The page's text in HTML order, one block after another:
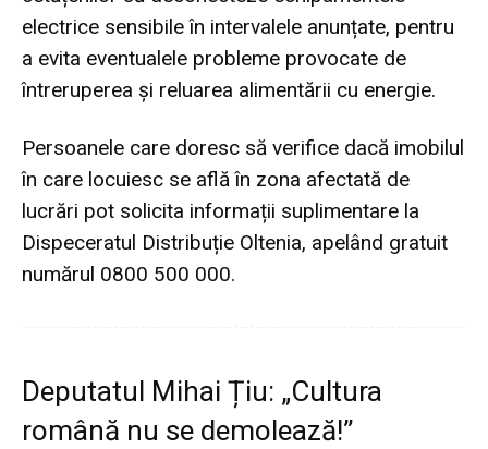
electrice sensibile în intervalele anunțate, pentru
a evita eventualele probleme provocate de
întreruperea și reluarea alimentării cu energie.
Persoanele care doresc să verifice dacă imobilul
în care locuiesc se află în zona afectată de
lucrări pot solicita informații suplimentare la
Dispeceratul Distribuție Oltenia, apelând gratuit
numărul 0800 500 000.
Deputatul Mihai Țiu: „Cultura
română nu se demolează!”